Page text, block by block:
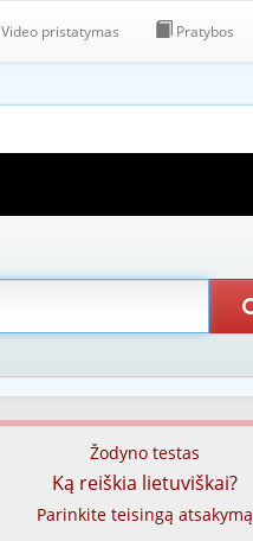
Video pristatymas Pratybos
Žodyno testas
Ką reiškia lietuviškai?
Parinkite teisingą atsakymą